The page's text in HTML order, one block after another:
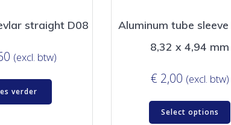
straight D08
(excl. btw)
verder
Aluminum tube
8,32 x 4,94 mm
€ 2,00 (excl. btw)
Select options